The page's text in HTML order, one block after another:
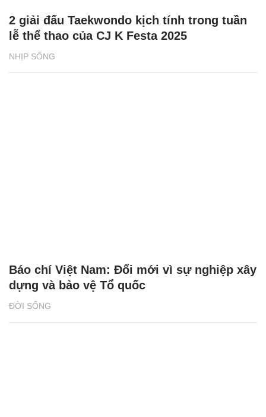
NHỊP SỐNG
2 giải đấu Taekwondo kịch tính trong tuần
lễ thể thao của CJ K Festa 2025
ĐỜI SỐNG
Báo chí Việt Nam: Đổi mới vì sự nghiệp xây
dựng và bảo vệ Tổ quốc